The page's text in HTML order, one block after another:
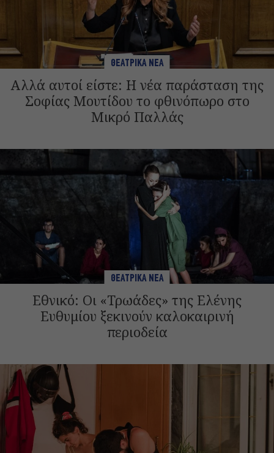
ΘΕΑΤΡΙΚΑ ΝΕΑ
Αλλά αυτοί είστε: Η νέα παράσταση της
Σοφίας Μουτίδου το φθινόπωρο στο
Μικρό Παλλάς
ΘΕΑΤΡΙΚΑ ΝΕΑ
Εθνικό: Οι «Τρωάδες» της Ελένης
Ευθυμίου ξεκινούν καλοκαιρινή
περιοδεία